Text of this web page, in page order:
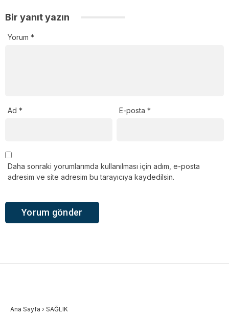
Bir yanıt yazın
Yorum *
Ad * E-posta*
Daha sonraki yorumlarımda kullanılması için adım, e-posta
adresim ve site adresim bu tarayıcıya kaydedilsin.
Ana Sayfa › SAĞLIK